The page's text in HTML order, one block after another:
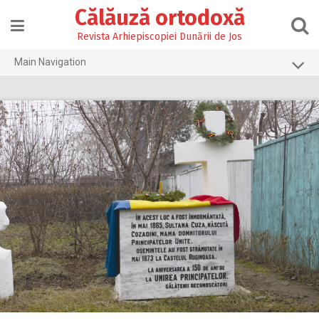
content
Călăuză ortodoxă
Revista Arhiepiscopiei Dunării de Jos
Main Navigation
2026
2025
2024
2023
2022
2021
2020
2019